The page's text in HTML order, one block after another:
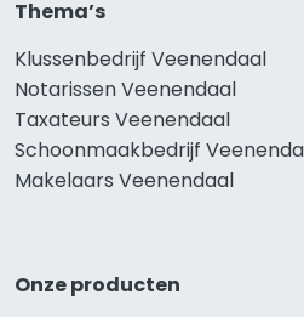
Thema’s
Klussenbedrijf Veenendaal
Notarissen Veenendaal
Taxateurs Veenendaal
Schoonmaakbedrijf
Makelaars Veenendaal
Onze producten